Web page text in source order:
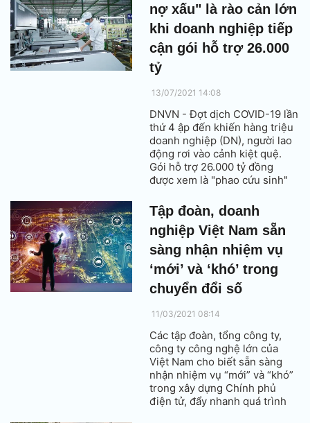
nợ xấu" là rào cản lớn
khi doanh nghiệp tiếp
cận gói hỗ trợ 26.000
tỷ
13/07/2021 14:08
DNVN - Đợt dịch COVID-19 lần
thứ 4 ập đến khiến hàng triệu
doanh nghiệp (DN), người lao
động rơi vào cảnh kiệt quệ.
Gói hỗ trợ 26.000 tỷ đồng
được xem là "phao cứu sinh"
không mặn mà, bởi lẽ nếu
không cụ thể hóa điều kiện và
thủ tục hành chính hơn nữa thì
DN sẽ rất khó tiếp cận gói vay
như những gói hỗ trợ trước
đây.
Tập đoàn, doanh
nghiệp Việt Nam sẵn
sàng nhận nhiệm vụ
‘mới’ và ‘khó’ trong
chuyển đổi số
11/03/2021 08:14
Các tập đoàn, tổng công ty,
công ty công nghệ lớn của
Việt Nam cho biết sẵn sàng
nhận nhiệm vụ “mới” và “khó”
trong xây dựng Chính phủ
điện tử, đẩy nhanh quá trình